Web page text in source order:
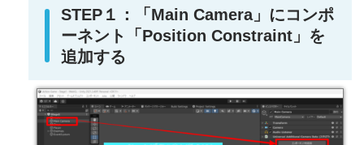
STEP１：「Main Camera」にコンポ
ーネント「Position Constraint」を
追加する